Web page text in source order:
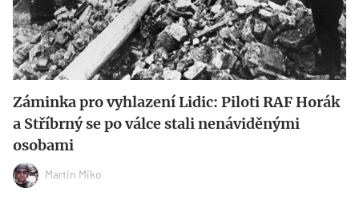
Záminka pro vyhlazení Lidic: Piloti RAF Horák
a Stříbrný se po válce stali nenáviděnými
osobami
Martin Miko